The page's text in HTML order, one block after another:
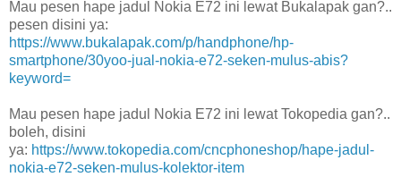
Mau pesen hape jadul Nokia E72 ini lewat Bukalapak gan?..
pesen disini ya:
https://www.bukalapak.com/p/handphone/hp-
smartphone/30yoo-jual-nokia-e72-seken-mulus-abis?
keyword=
Mau pesen hape jadul Nokia E72 ini lewat Tokopedia gan?..
boleh, disini
ya: https://www.tokopedia.com/cncphoneshop/hape-jadul-
nokia-e72-seken-mulus-kolektor-item